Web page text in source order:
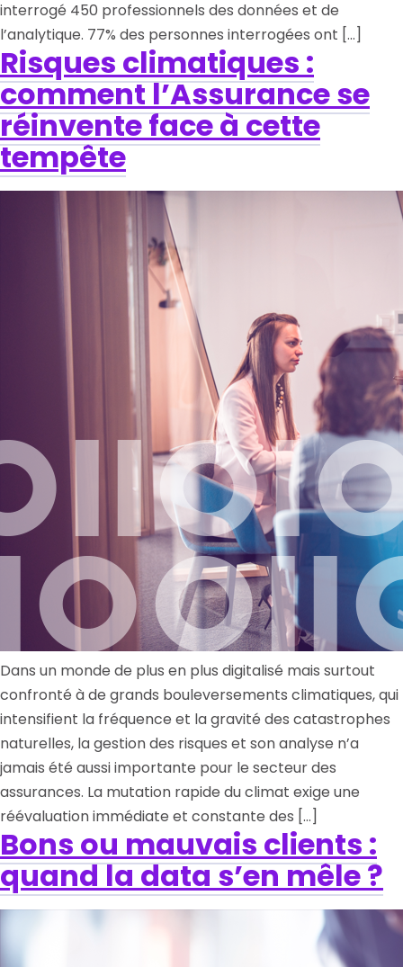
interrogé 450 professionnels des données et de
l’analytique. 77% des personnes interrogées ont […]
Risques climatiques :
comment l’Assurance se
réinvente face à cette
tempête
Dans un monde de plus en plus digitalisé mais surtout
confronté à de grands bouleversements climatiques, qui
intensifient la fréquence et la gravité des catastrophes
naturelles, la gestion des risques et son analyse n’a
jamais été aussi importante pour le secteur des
assurances. La mutation rapide du climat exige une
réévaluation immédiate et constante des […]
Bons ou mauvais clients :
quand la data s’en mêle ?